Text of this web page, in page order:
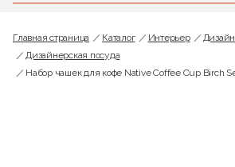
Главная страница Каталог Интерьер
Дизайнерская посуда
Набор чашек для кофе Native Coffee Cup Birch